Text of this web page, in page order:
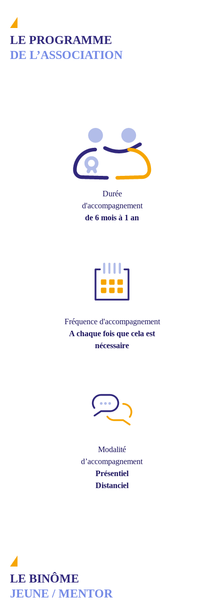
LE PROGRAMME
DE L’ASSOCIATION
Durée
d'accompagnement
de 6 mois à 1 an
Fréquence d'accompagnement
A chaque fois que cela est
nécessaire
Modalité
d’accompagnement
Présentiel
Distanciel
LE BINÔME
JEUNE / MENTOR